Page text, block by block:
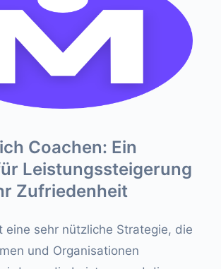
Coachen: Ein
Leistungssteigerung
Zufriedenheit
eine sehr nützliche Strategie, die
und Organisationen